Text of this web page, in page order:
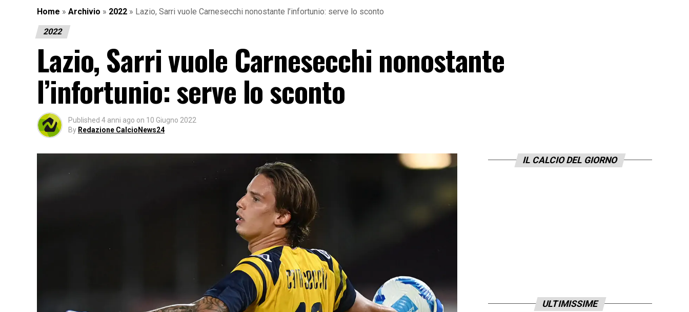
Home » Archivio » 2022 » Lazio, Sarri vuole Carnesecchi nonostante l’infortunio: serve lo sconto
2022
Lazio, Sarri vuole Carnesecchi nonostante
l’infortunio: serve lo sconto
Published 4 anni ago on 10 Giugno 2022
By Redazione CalcioNews24
IL CALCIO DEL GIORNO
ULTIMISSIME